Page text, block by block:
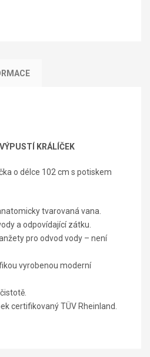
KRÁLÍČEK
o délce 102 cm s potiskem
tvarovaná vana.
a odpovídající zátku.
pro odvod vody – není
vyrobenou moderní
certifikovaný TÜV Rheinland.